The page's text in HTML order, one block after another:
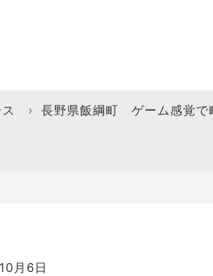
› 長野県飯綱町 ゲーム感覚で
月6日